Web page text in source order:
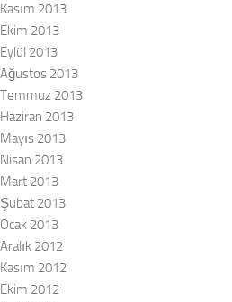
Kasım 2013
Ekim 2013
Eylül 2013
Ağustos 2013
Temmuz 2013
Haziran 2013
Mayıs 2013
Nisan 2013
Mart 2013
Şubat 2013
Ocak 2013
Aralık 2012
Kasım 2012
Ekim 2012